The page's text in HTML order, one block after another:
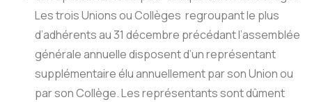
Les trois Unions ou Collèges regroupant le plus
d’adhérents au 31 décembre précédant l’assemblée
générale annuelle disposent d’un représentant
supplémentaire élu annuellement par son Union ou
par son Collège. Les représentants sont dûment